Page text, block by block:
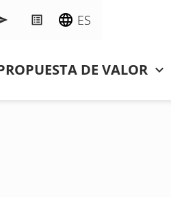
ES
DE VALOR